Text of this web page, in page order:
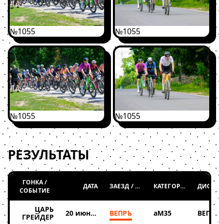
№1055 №1055
№1055 №1055
РЕЗУЛЬТАТЫ
ГОНКА /
СОБЫТИЕ
ДАТА ЗАЕЗД / ТАБЛИЦА КАТЕГОРИЯ
ЦАРЬ
ГРЕЙДЕР
20 июня 2026 ВЕПРЬ аМ35 ВЕПРЬ